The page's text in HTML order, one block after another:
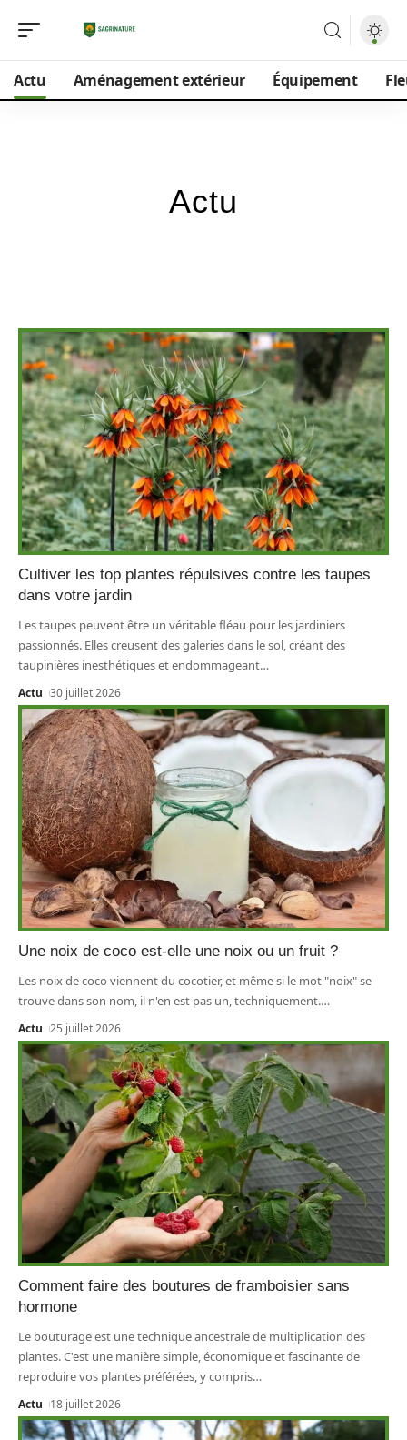
Actu Aménagement extérieur Équipement
Actu
Cultiver les top plantes répulsives contre les taupes
dans votre jardin
Les taupes peuvent être un véritable fléau pour les jardiniers
passionnés. Elles creusent des galeries dans le sol, créant des
taupinières inesthétiques et endommageant…
Actu 30 juillet 2026
Une noix de coco est-elle une noix ou un fruit ?
Les noix de coco viennent du cocotier, et même si le mot "noix" se
trouve dans son nom, il n'en est pas un, techniquement.…
Actu 25 juillet 2026
Comment faire des boutures de framboisier sans
hormone
Le bouturage est une technique ancestrale de multiplication des
plantes. C'est une manière simple, économique et fascinante de
reproduire vos plantes préférées, y compris…
Actu 18 juillet 2026